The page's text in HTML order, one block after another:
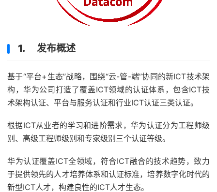
1. 发布概述
基于“平台+生态”战略，围绕“云-管-端”协同的新ICT技术架
构，华为公司打造了覆盖ICT领域的认证体系，包含ICT技
术架构认证、平台与服务认证和行业ICT认证三类认证。
根据ICT从业者的学习和进阶需求，华为认证分为工程师级
别、高级工程师级别和专家级别三个认证等级。
华为认证覆盖ICT全领域，符合ICT融合的技术趋势，致力
于提供领先的人才培养体系和认证标准，培养数字化时代的
新型ICT人才，构建良性的ICT人才生态。